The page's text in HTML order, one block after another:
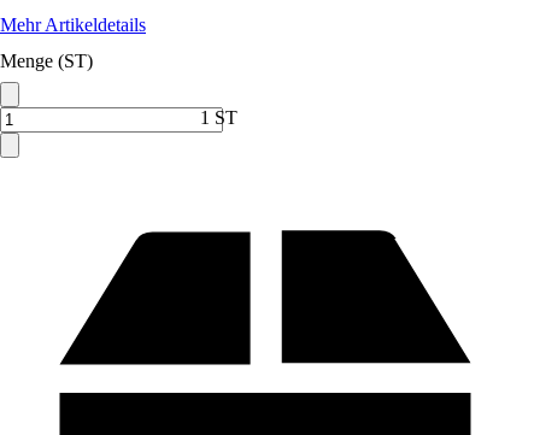
Mehr Artikeldetails
Menge (ST)
1 ST